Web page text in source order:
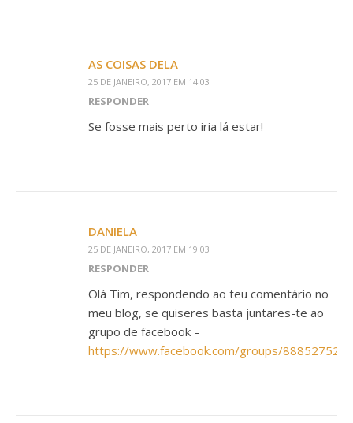
AS COISAS DELA
25 DE JANEIRO, 2017 EM 14:03
RESPONDER
Se fosse mais perto iria lá estar!
DANIELA
25 DE JANEIRO, 2017 EM 19:03
RESPONDER
Olá Tim, respondendo ao teu comentário no
meu blog, se quiseres basta juntares-te ao
grupo de facebook –
https://www.facebook.com/groups/